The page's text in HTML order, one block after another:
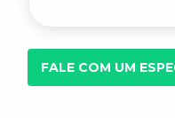
FALE COM UM